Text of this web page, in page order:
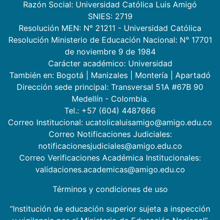
Razón Social: Universidad Católica Luis Amigó
SNIES: 2719
Resolución MEN: N° 21211 - Universidad Católica
Resolución Ministerio de Educación Nacional: N° 17701
de noviembre 9 de 1984
Carácter académico: Universidad
También en: Bogotá Manizales Montería
Apartadó
Dirección sede principal: Transversal 51A #67B 90
Medellín - Colombia.
Tel.: +57 (604) 4487666
Correo Institucional: ucatolicaluisamigo@amigo.edu.co
Correo Notificaciones Judiciales:
notificacionesjudiciales@amigo.edu.co
Correo Verificaciones Académica Institucionales:
validaciones.academicas@amigo.edu.co
Términos y condiciones de uso
“Institución de educación superior sujeta a inspección